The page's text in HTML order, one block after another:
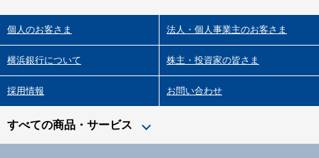
個人のお客さま 法人・個人事業主のお客さま
横浜銀行について 株主・投資家の皆さま
採用情報 お問い合わせ
すべての商品・サービス